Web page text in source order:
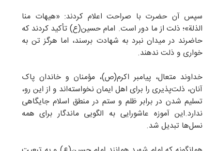
سپس آن حضرت با صراحت اعلام کردند: «هیهات منا
الذلة»؛ ذلت از ما دور است. امام حسین(ع) تأکید کردند که
حاضرند در میدان نبرد به شهادت برسند، اما هرگز تن به
خواری و ذلت ندهند.
خداوند متعال، پیامبر اکرم(ص)، مؤمنان و خاندان پاک
آنان، ذلت‌پذیری را برای اهل ایمان نخواسته‌اند و از این رو،
تسلیم شدن در برابر ظلم و ستم در منطق اسلام جایگاهی
ندارد.این آموزه عاشورایی به الگویی ماندگار برای همه
نسل‌ها تبدیل شد.